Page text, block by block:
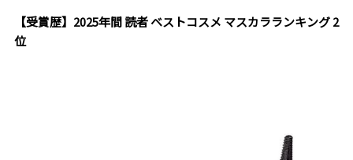
【受賞歴】2025年間 読者 ベストコスメ マスカラランキング 2
位